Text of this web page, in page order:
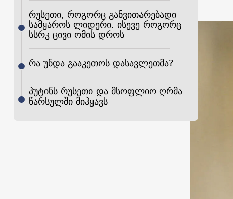
რუსეთი, როგორც განვითარებადი
სამყაროს ლიდერი. ისევე როგორც
სსრკ ცივი ომის დროს
რა უნდა გააკეთოს დასავლეთმა?
პუტინს რუსეთი და მსოფლიო ღრმა
წარსულში მიჰყავს